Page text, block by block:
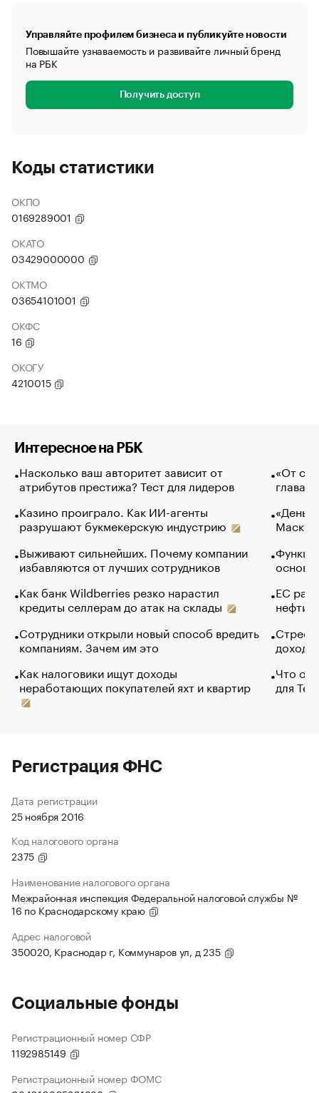
Управляйте профилем бизнеса и публикуйте новости
Повышайте узнаваемость и развивайте личный бренд
на РБК
Получить доступ
Коды статистики
ОКПО
0169289001
ОКАТО
03429000000
ОКТМО
03654101001
ОКФС
16
ОКОГУ
4210015
Интересное на РБК
Насколько ваш авторитет зависит от
атрибутов престижа? Тест для лидеров
Казино проиграло. Как ИИ-агенты
разрушают букмекерскую индустрию
Выживают сильнейших. Почему компании
избавляются от лучших сотрудников
Как банк Wildberries резко нарастил
кредиты селлерам до атак на склады
Сотрудники открыли новый способ вредить
компаниям. Зачем им это
Как налоговики ищут доходы
неработающих покупателей яхт и квартир
«От
глава
Маск в
основ
ЕС
нефти
Что
для
Регистрация ФНС
Дата регистрации
25 ноября 2016
Код налогового органа
2375
Наименование налогового органа
Межрайонная инспекция Федеральной налоговой службы №
16 по Краснодарскому краю
Адрес налоговой
350020, Краснодар г, Коммунаров ул, д 235
Социальные фонды
Регистрационный номер СФР
1192985149
Регистрационный номер ФОМС